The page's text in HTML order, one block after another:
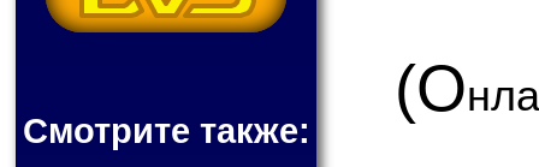
Смотрите также:
(О